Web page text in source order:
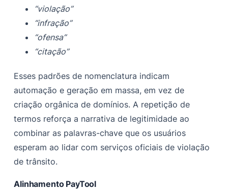
“violação”
“infração”
“ofensa”
“citação”
Esses padrões de nomenclatura indicam
automação e geração em massa, em vez de
criação orgânica de domínios. A repetição de
termos reforça a narrativa de legitimidade ao
combinar as palavras-chave que os usuários
esperam ao lidar com serviços oficiais de violação
de trânsito.
Alinhamento PayTool